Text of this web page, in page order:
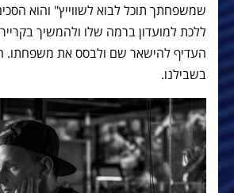
שמשפחתך תוכל לבוא לשווייץ" והוא
ללכת למועדון ברמה שלו ולהמשיך
העדיף להישאר שם ולבסס את משפחתו.
בשבילנו.